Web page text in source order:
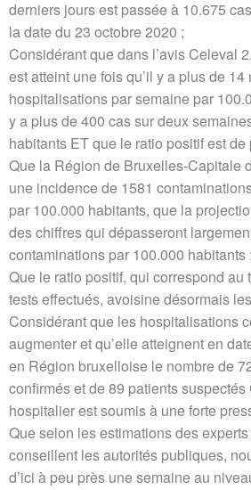
derniers jours est passée à 10.675
la date du 23 octobre 2020 ;
Considérant que dans l’avis Celeval
est atteint une fois qu’il y a plus de
hospitalisations par semaine par
y a plus de 400 cas sur deux
habitants ET que le ratio positif est de
Que la Région de Bruxelles-Capitale
une incidence de 1581
par 100.000 habitants, que la
des chiffres qui dépasseront
contaminations par 100.000 habitants ;
Que le ratio positif, qui correspond au
tests effectués, avoisine désormais
Considérant que les hospitalisations
augmenter et qu’elle atteignent en
en Région bruxelloise le nombre de
confirmés et de 89 patients
hospitalier est soumis à une forte
Que selon les estimations des
conseillent les autorités publiques,
d’ici à peu près une semaine au